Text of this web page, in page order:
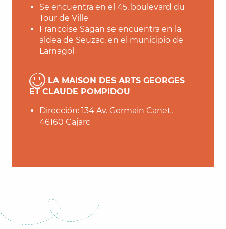
Se encuentra en el 45, boulevard du
Tour de Ville
Françoise Sagan se encuentra en la
aldea de Seuzac, en el municipio de
Larnagol
LA MAISON DES ARTS GEORGES
ET CLAUDE POMPIDOU
Dirección: 134 Av. Germain Canet,
46160 Cajarc